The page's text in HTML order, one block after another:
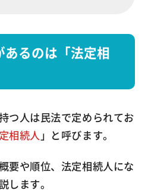
るのは「法定相
つ人は民法で定められてお
相続人 」と呼びます。
要や順位、法定相続人にな
します。